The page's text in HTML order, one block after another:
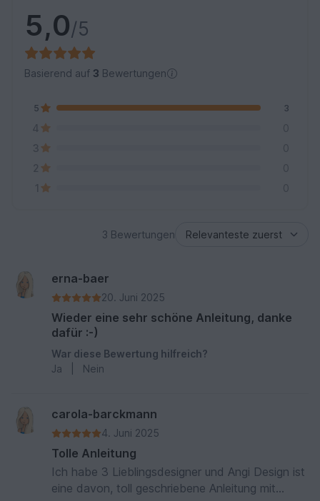
5,0/5
Basierend auf 3 Bewertungen
5 3
4
0
3
0
2
0
1
0
3 Bewertungen
erna-baer
20. Juni 2025
Wieder eine sehr schöne Anleitung, danke
dafür :-)
War diese Bewertung hilfreich?
Ja
Nein
carola-barckmann
4. Juni 2025
Tolle Anleitung
Ich habe 3 Lieblingsdesigner und Angi Design ist
eine davon, toll geschriebene Anleitung mit